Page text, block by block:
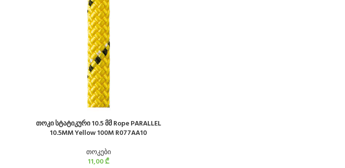
თოკი სტატიკური 10.5 მმ Rope PARALLEL
10.5MM Yellow 100M R077AA10
თოკები
11,00₾